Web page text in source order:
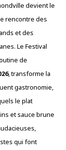
devient le
rencontre des
et des
Le Festival
de
, transforme la
gastronomie,
le plat
et sauce brune
qui font